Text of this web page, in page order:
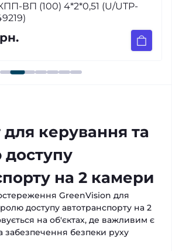
ВП (100) 4*2*0,51 (U/UTP-
керування та
на 2 камери
GreenVision для
доступу автотранспорту на 2
на об'єктах, де важливим є
забезпечення безпеки руху